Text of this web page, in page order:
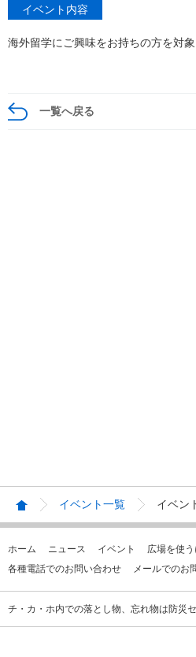
イベント内容
海外留学にご興味をお持ちの方を対
一覧へ戻る
イベント一覧 イベン
ホーム ニュース イベント 広場を使う
各種電話でのお問い合わせ
メールでのお
チ・カ・ホ内での落とし物、忘れ物は防災